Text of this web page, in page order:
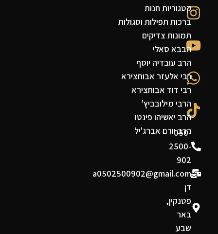
050-
2500-
902
a0502500902@gmail.com
דן
פטנקין,
באר
שבע
קטגוריות חנות
ברכות תפילות וסגולות
תמונות צדיקים
הבבא סאלי
הרב עובדיה יוסף
רבי אלעזר אבוחצירא
רבי דוד אבוחצירא
הרבי מילובביץ'
הרב יאשיהו פינטו
הרב יורם אברג'יל